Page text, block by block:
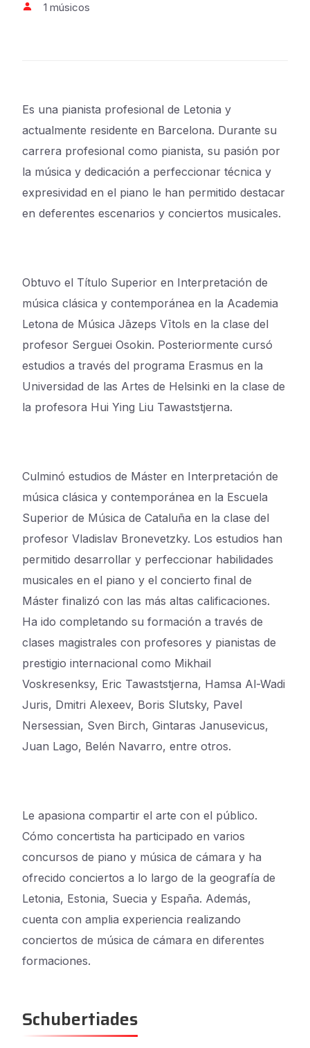
1 músicos
Es una pianista profesional de Letonia y
actualmente residente en Barcelona. Durante su
carrera profesional como pianista, su pasión por
la música y dedicación a perfeccionar técnica y
expresividad en el piano le han permitido destacar
en deferentes escenarios y conciertos musicales.
Obtuvo el Título Superior en Interpretación de
música clásica y contemporánea en la Academia
Letona de Música Jāzeps Vītols en la clase del
profesor Serguei Osokin. Posteriormente cursó
estudios a través del programa Erasmus en la
Universidad de las Artes de Helsinki en la clase de
la profesora Hui Ying Liu Tawaststjerna.
Culminó estudios de Máster en Interpretación de
música clásica y contemporánea en la Escuela
Superior de Música de Cataluña en la clase del
profesor Vladislav Bronevetzky. Los estudios han
permitido desarrollar y perfeccionar habilidades
musicales en el piano y el concierto final de
Máster finalizó con las más altas calificaciones.
Ha ido completando su formación a través de
clases magistrales con profesores y pianistas de
prestigio internacional como Mikhail
Voskresenksy, Eric Tawaststjerna, Hamsa Al-Wadi
Juris, Dmitri Alexeev, Boris Slutsky, Pavel
Nersessian, Sven Birch, Gintaras Janusevicus,
Juan Lago, Belén Navarro, entre otros.
Le apasiona compartir el arte con el público.
Cómo concertista ha participado en varios
concursos de piano y música de cámara y ha
ofrecido conciertos a lo largo de la geografía de
Letonia, Estonia, Suecia y España. Además,
cuenta con amplia experiencia realizando
conciertos de música de cámara en diferentes
formaciones.
Schubertiades